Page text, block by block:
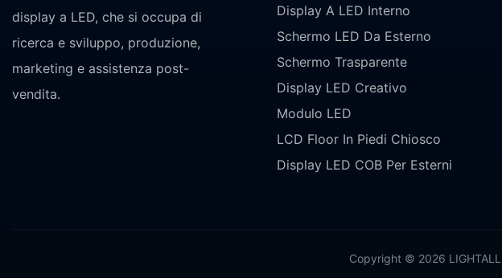
display a LED, che si occupa di
ricerca e sviluppo, produzione,
marketing e assistenza post-
vendita.
Display A LED Interno
Schermo LED Da Esterno
Schermo Trasparente
Display LED Creativo
Modulo LED
LCD Floor In Piedi Chiosco
Display LED COB Per Esterni
Copyright © 2026 LIGHTALL |